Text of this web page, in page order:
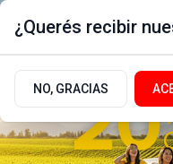
¿Querés recibir
NO, GRACIAS